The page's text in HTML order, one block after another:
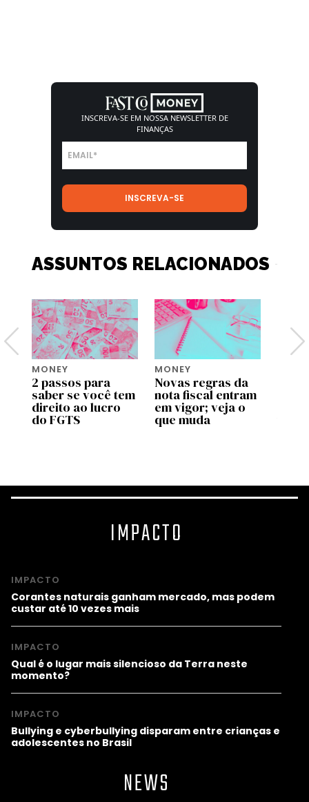
INSCREVA-SE EM NOSSA NEWSLETTER DE
FINANÇAS
ASSUNTOS RELACIONADOS
MONEY
2 passos para
saber se você tem
direito ao lucro
do FGTS
MONEY
Novas regras da
nota fiscal entram
em vigor; veja o
que muda
IMPACTO
IMPACTO
Corantes naturais ganham mercado, mas podem
custar até 10 vezes mais
IMPACTO
Qual é o lugar mais silencioso da Terra neste
momento?
IMPACTO
Bullying e cyberbullying disparam entre crianças e
adolescentes no Brasil
NEWS